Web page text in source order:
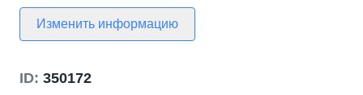
Изменить информацию
ID: 350172